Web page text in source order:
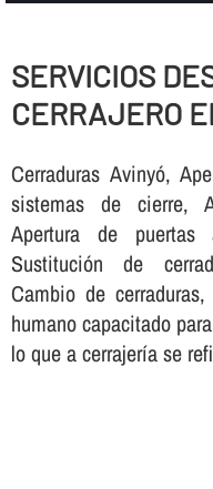
SERVICIOS
CERRAJERO
Cerraduras Avinyó,
sistemas de cierre,
Apertura de puertas
Sustitución de
Cambio de
humano capacitado
lo que a cerrajerí­a se